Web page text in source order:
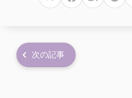
次の記事